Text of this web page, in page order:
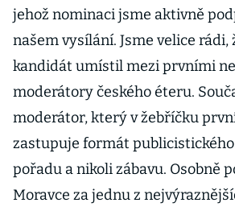
jehož nominaci jsme aktivně
našem vysílání. Jsme velice rádi,
kandidát umístil mezi prvními
moderátory českého éteru.
moderátor, který v žebříčku
zastupuje formát
pořadu a nikoli zábavu. Osobně
Moravce za jednu z